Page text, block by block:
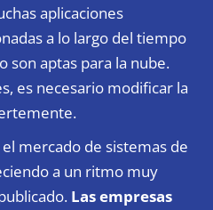
aplicaciones
a lo largo del tiempo
son aptas para la nube.
es necesario modificar la
mercado de sistemas de
a un ritmo muy
Las empresas